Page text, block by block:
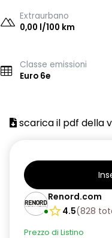
Extraurbano
0,00 l/100 km
Classe emissioni
Euro 6e
scarica il pdf della
Renord.com
4.5(828
Prezzo di Listino